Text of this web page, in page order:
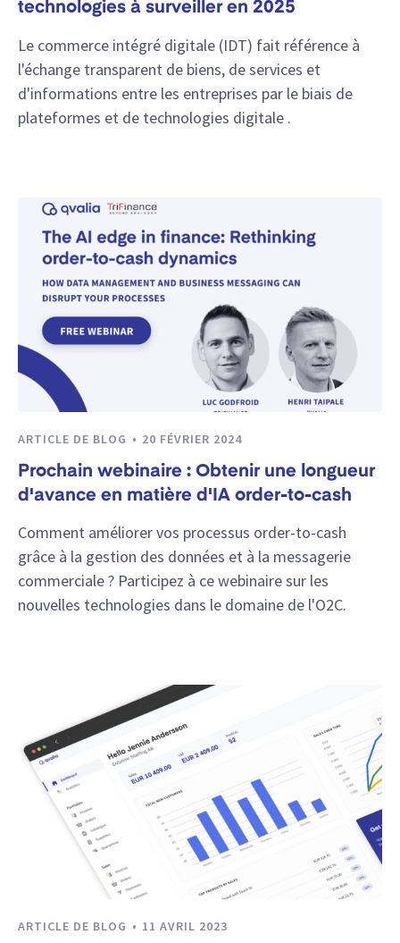
technologies à surveiller en 2025
Le commerce intégré digitale (IDT) fait référence à
l'échange transparent de biens, de services et
d'informations entre les entreprises par le biais de
plateformes et de technologies digitale .
ARTICLE DE BLOG 20 FÉVRIER 2024
Prochain webinaire : Obtenir une longueur
d'avance en matière d'IA order-to-cash
Comment améliorer vos processus order-to-cash
grâce à la gestion des données et à la messagerie
commerciale ? Participez à ce webinaire sur les
nouvelles technologies dans le domaine de l'O2C.
ARTICLE DE BLOG 11 AVRIL 2023